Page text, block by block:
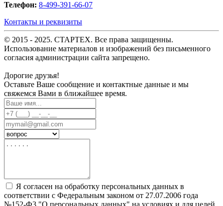
Телефон: 8-499-391-66-07
Контакты и реквизиты
© 2015 - 2025. СТАРТЕХ. Все права защищенны.
Использование материалов и изображений без письменного
согласия администрации сайта запрещено.
Дорогие друзья!
Оставьте Ваше сообщение и контактные данные и мы
свяжемся Вами в ближайшее время.
Я согласен на обработку персональных данных в
соответствии с Федеральным законом от 27.07.2006 года